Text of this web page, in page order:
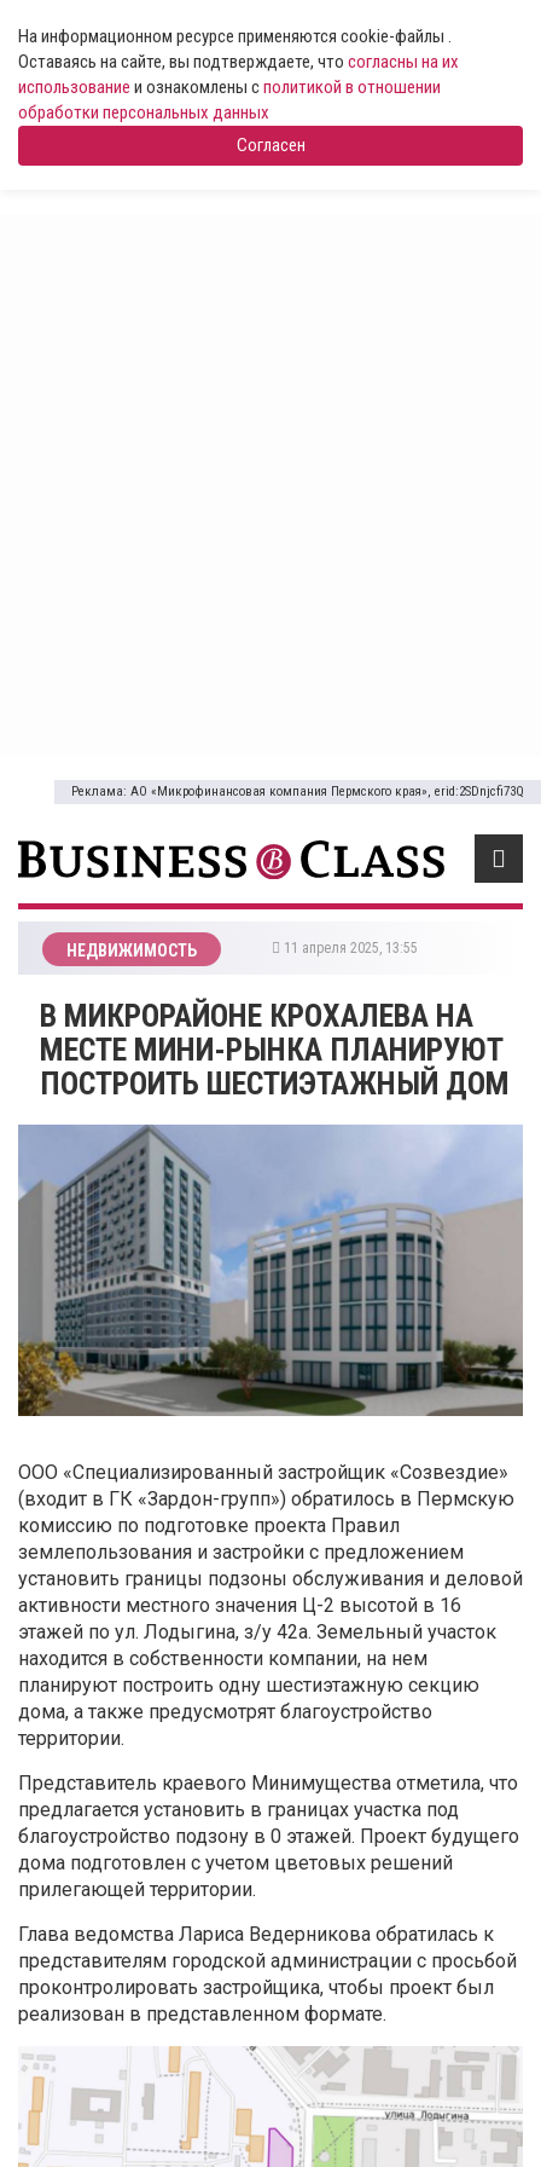
На информационном ресурсе применяются cookie-файлы .
Оставаясь на сайте, вы подтверждаете, что согласны на их
использование и ознакомлены сполитикой в отношении
обработки персональных данных
Согласен
Реклама: АО «Микрофинансовая компания Пермского края», erid:2SDnjcfi73Q
НЕДВИЖИМОСТЬ 11 апреля 2025, 13:55
​В МИКРОРАЙОНЕ КРОХАЛЕВА НА
МЕСТЕ МИНИ-РЫНКА ПЛАНИРУЮТ
ПОСТРОИТЬ ШЕСТИЭТАЖНЫЙ ДОМ
ООО «Специализированный застройщик «Созвездие»
(входит в ГК «Зардон-групп») обратилось в Пермскую
комиссию по подготовке проекта Правил
землепользования и застройки с предложением
установить границы подзоны обслуживания и деловой
активности местного значения Ц-2 высотой в 16
этажей по ул. Лодыгина, з/у 42а. Земельный участок
находится в собственности компании, на нем
планируют построить одну шестиэтажную секцию
дома, а также предусмотрят благоустройство
территории.
Представитель краевого Минимущества отметила, что
предлагается установить в границах участка под
благоустройство подзону в 0 этажей. Проект будущего
дома подготовлен с учетом цветовых решений
прилегающей территории.
Глава ведомства Лариса Ведерникова обратилась к
представителям городской администрации с просьбой
проконтролировать застройщика, чтобы проект был
реализован в представленном формате.